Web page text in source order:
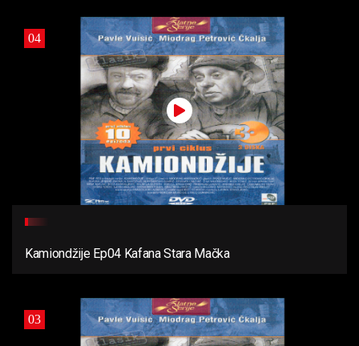
04
Kamiondžije Ep04 Kafana Stara Mačka
03